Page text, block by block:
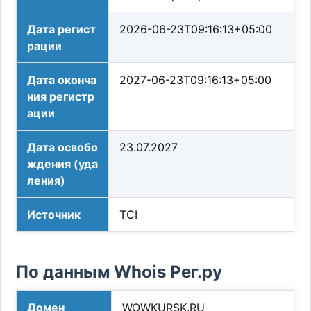
Дата регист
рации
2026-06-23T09:16:13+05:00
Дата оконча
ния регистр
ации
2027-06-23T09:16:13+05:00
Дата освобо
ждения (уда
ления)
23.07.2027
Источник TCI
По данным Whois Рег.ру
Домен WOWKURSK.RU